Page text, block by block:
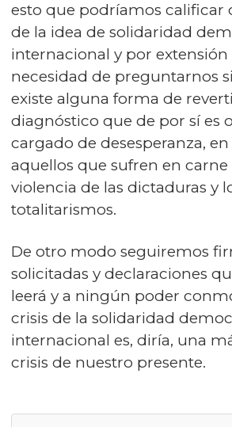
esto que podríamos calificar
de la idea de solidaridad
internacional y por extensión
necesidad de preguntarnos
existe alguna forma de
diagnóstico que de por sí es
cargado de desesperanza,
aquellos que sufren en carne
violencia de las dictaduras y
totalitarismos.
De otro modo seguiremos
solicitadas y declaraciones
leerá y a ningún poder
crisis de la solidaridad
internacional es, diría, una
crisis de nuestro presente.